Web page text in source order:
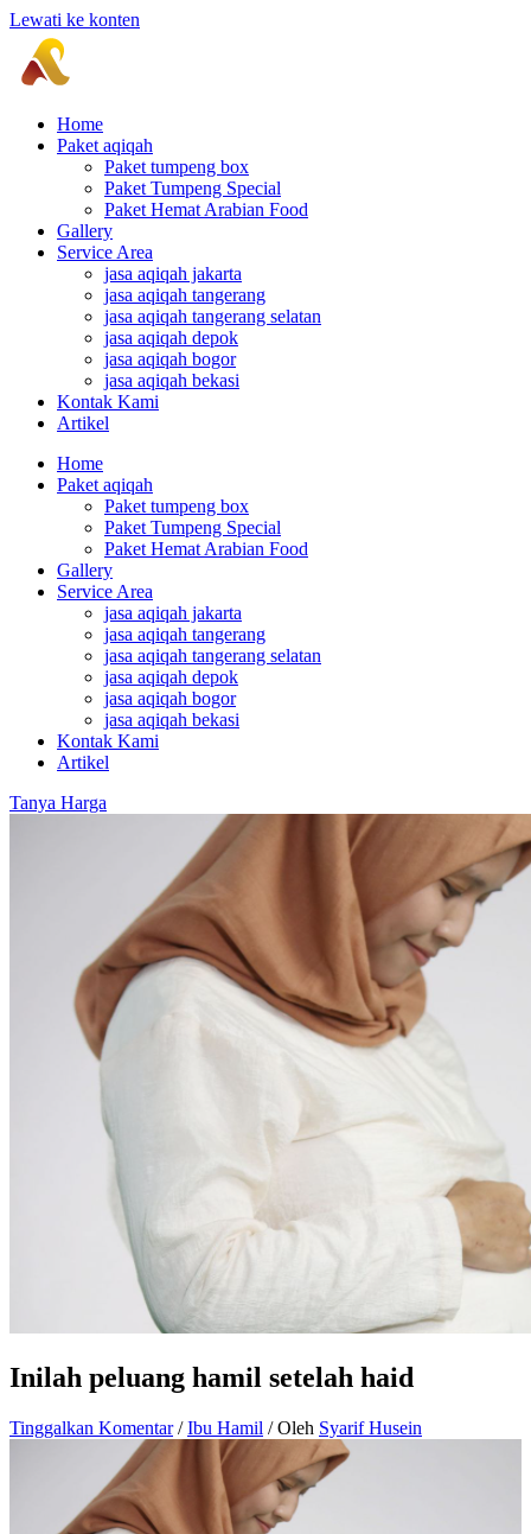
Lewati ke konten
Home
Paket aqiqah
Paket tumpeng box
Paket Tumpeng Special
Paket Hemat Arabian Food
Gallery
Service Area
jasa aqiqah jakarta
jasa aqiqah tangerang
jasa aqiqah tangerang selatan
jasa aqiqah depok
jasa aqiqah bogor
jasa aqiqah bekasi
Kontak Kami
Artikel
Home
Paket aqiqah
Paket tumpeng box
Paket Tumpeng Special
Paket Hemat Arabian Food
Gallery
Service Area
jasa aqiqah jakarta
jasa aqiqah tangerang
jasa aqiqah tangerang selatan
jasa aqiqah depok
jasa aqiqah bogor
jasa aqiqah bekasi
Kontak Kami
Artikel
Tanya Harga
Inilah peluang hamil setelah haid
Tinggalkan Komentar /Ibu Hamil / Oleh Syarif Husein